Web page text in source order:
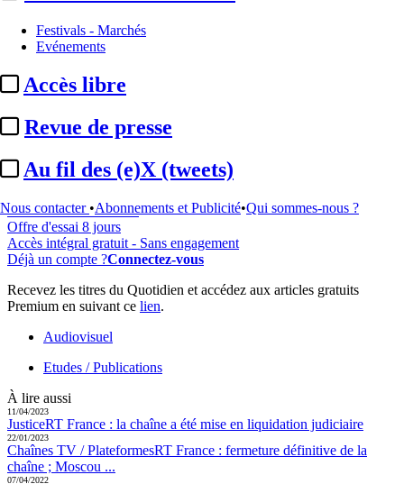
Festivals - Marchés
Evénements
Accès libre
Revue de presse
Au fil des (e)X (tweets)
Nous contacter •Abonnements et Publicité•Qui sommes-nous ?
Cet article est réservé à nos abonnés
98% reste à lire
Pour accéder à cet article, à l'ensemble du site, découvrez nos
formules d'abonnement.
S'abonner à Satellifacts
Offre d'essai 8 jours
Accès intégral gratuit - Sans engagement
Déjà un compte ?Connectez-vous
Recevez les titres du Quotidien et accédez aux articles gratuits
Premium en suivant ce lien.
Audiovisuel
Etudes / Publications
À lire aussi
11/04/2023
JusticeRT France : la chaîne a été mise en liquidation judiciaire
22/01/2023
Chaînes TV / PlateformesRT France : fermeture définitive de la
chaîne ; Moscou ...
07/04/2022